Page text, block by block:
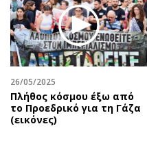
26/05/2025
Πλήθος κόσμου έξω από
το Προεδρικό για τη Γάζα
(εικόνες)